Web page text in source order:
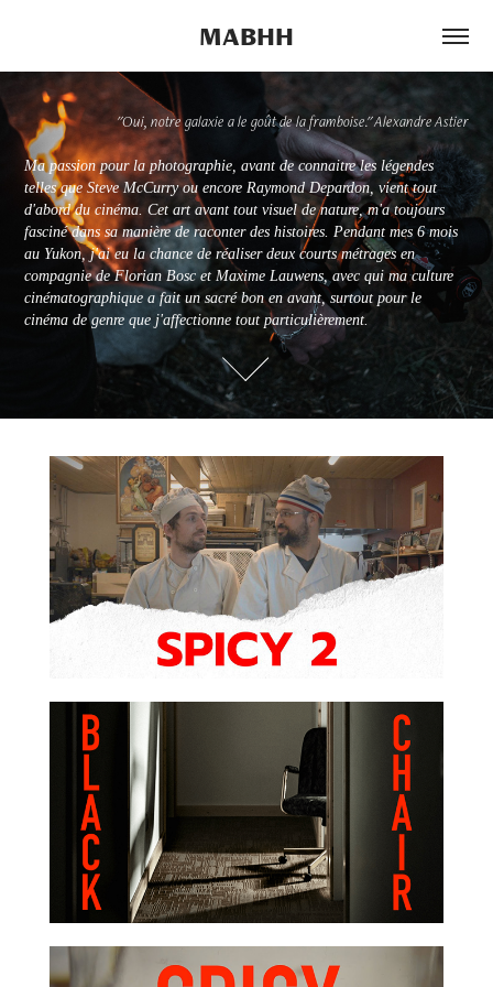
MABHH
"Oui, notre galaxie a le goût de la framboise." Alexandre Astier
Ma passion pour la photographie, avant de connaitre les légendes
telles que Steve McCurry ou encore Raymond Depardon, vient tout
d'abord du cinéma. Cet art avant tout visuel de nature, m'a toujours
fasciné dans sa manière de raconter des histoires. Pendant mes 6 mois
au Yukon, j'ai eu la chance de réaliser deux courts métrages en
compagnie de Florian Bosc et Maxime Lauwens, avec qui ma culture
cinématographique a fait un sacré bon en avant, surtout pour le
cinéma de genre que j'affectionne tout particulièrement.
"Oui, notre galaxie a le goût de la framboise." Alexandre Astier
Ma passion pour la photographie, avant de connaitre les légendes
telles que Steve McCurry ou encore Raymond Depardon, vient tout
d'abord du cinéma. Cet art avant tout visuel de nature, m'a toujours
fasciné dans sa manière de raconter des histoires. Pendant mes 6 mois
au Yukon, j'ai eu la chance de réaliser deux courts métrages en
compagnie de Florian Bosc et Maxime Lauwens, avec qui ma culture
cinématographique a fait un sacré bon en avant, surtout pour le
cinéma de genre que j'affectionne tout particulièrement.